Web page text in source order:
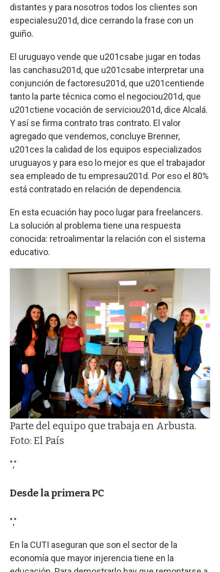
distantes y para nosotros todos los clientes son
especialesu201d, dice cerrando la frase con un
guiño.
El uruguayo vende que u201csabe jugar en todas
las canchasu201d, que u201csabe interpretar una
conjunción de factoresu201d, que u201centiende
tanto la parte técnica como el negociou201d, que
u201ctiene vocación de serviciou201d, dice Alcalá.
Y así se firma contrato tras contrato. El valor
agregado que vendemos, concluye Brenner,
u201ces la calidad de los equipos especializados
uruguayos y para eso lo mejor es que el trabajador
sea empleado de tu empresau201d. Por eso el 80%
está contratado en relación de dependencia.
En esta ecuación hay poco lugar para freelancers.
La solución al problema tiene una respuesta
conocida: retroalimentar la relación con el sistema
educativo.
Parte del equipo que trabaja en Arbusta.
Foto: El País
","
Desde la primera PC
","
En la CUTI aseguran que son el sector de la
economía que mayor injerencia tiene en la